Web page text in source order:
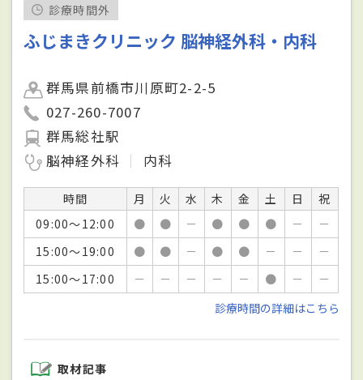
診療時間外
ふじまきクリニック 脳神経外科・内科
群馬県前橋市川原町2-2-5
027-260-7007
群馬総社駅
脳神経外科
内科
時間 月 火 水 木 金 土 日
祝
09:00～12:00
● ● － ● ● ● －
－
15:00～19:00
● ● － ● ● － －
－
15:00～17:00
－ － － － － ● －
－
診療時間の詳細はこちら
取材記事